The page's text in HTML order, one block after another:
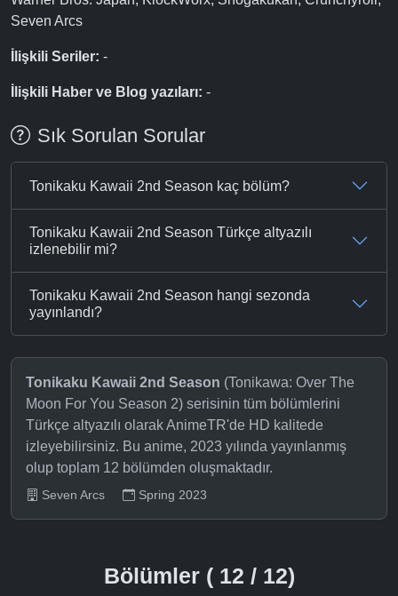
Seven Arcs
İlişkili Seriler: -
İlişkili Haber ve Blog yazıları: -
Sık Sorulan Sorular
Tonikaku Kawaii 2nd Season kaç bölüm?
Tonikaku Kawaii 2nd Season Türkçe altyazılı
izlenebilir mi?
Tonikaku Kawaii 2nd Season hangi sezonda
yayınlandı?
Tonikaku Kawaii 2nd Season (Tonikawa: Over The
Moon For You Season 2) serisinin tüm bölümlerini
Türkçe altyazılı olarak AnimeTR'de HD kalitede
izleyebilirsiniz. Bu anime, 2023 yılında yayınlanmış
olup toplam 12 bölümden oluşmaktadır.
Seven Arcs Spring 2023
Bölümler ( 12 / 12)